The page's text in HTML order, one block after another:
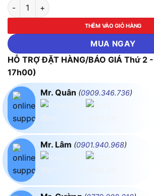
Búa nhổ đinh cán gỗ ASAKI-AK-0370 số
THÊM VÀO GIỎ HÀNG
MUA NGAY
HỖ TRỢ ĐẶT HÀNG/BÁO GIÁ Thứ
17h00)
Mr. Quân (0909.346.736)
Mr. Lâm (0901.940.968)